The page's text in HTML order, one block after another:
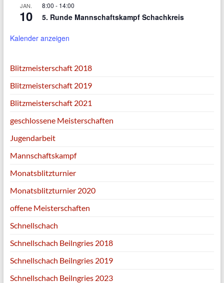
JAN.
10
8:00 - 14:00
5. Runde Mannschaftskampf Schachkreis
Kalender anzeigen
Blitzmeisterschaft 2018
Blitzmeisterschaft 2019
Blitzmeisterschaft 2021
geschlossene Meisterschaften
Jugendarbeit
Mannschaftskampf
Monatsblitzturnier
Monatsblitzturnier 2020
offene Meisterschaften
Schnellschach
Schnellschach Beilngries 2018
Schnellschach Beilngries 2019
Schnellschach Beilngries 2023